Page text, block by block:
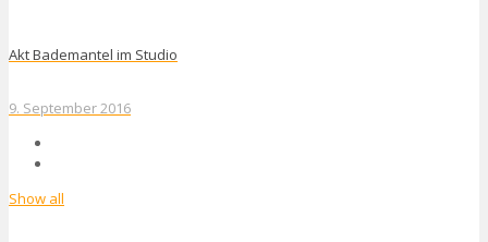
Akt Bademantel im Studio
9. September 2016
Show all